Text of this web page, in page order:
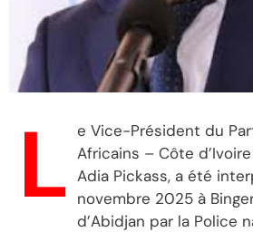
L e Vice-Président du
Africains – Côte
Adia Pickass, a été
novembre 2025 à
d’Abidjan par la Police